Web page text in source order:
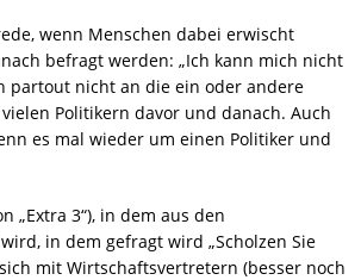
wenn Menschen dabei erwischt
befragt werden: „Ich kann mich nicht
partout nicht an die ein oder andere
Politikern davor und danach. Auch
es mal wieder um einen Politiker und
„Extra 3“), in dem aus den
in dem gefragt wird „Scholzen Sie
mit Wirtschaftsvertretern (besser noch